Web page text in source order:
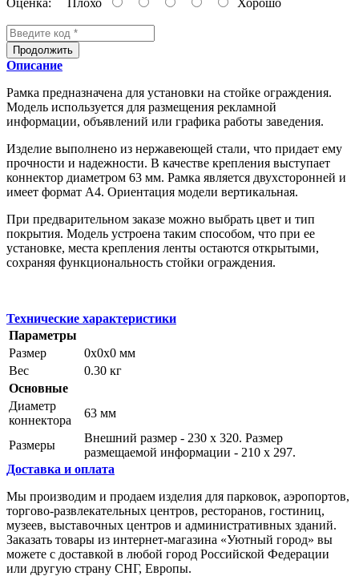
Продолжить
Описание
Рамка предназначена для установки на стойке ограждения.
Модель используется для размещения рекламной
информации, объявлений или графика работы заведения.
Изделие выполнено из нержавеющей стали, что придает ему
прочности и надежности. В качестве крепления выступает
коннектор диаметром 63 мм. Рамка является двухсторонней и
имеет формат А4. Ориентация модели вертикальная.
При предварительном заказе можно выбрать цвет и тип
покрытия. Модель устроена таким способом, что при ее
установке, места крепления ленты остаются открытыми,
сохраняя функциональность стойки ограждения.
Технические характеристики
Параметры
Размер
0x0x0 мм
Вес
0.30 кг
Основные
Диаметр
коннектора
63 мм
Размеры
Внешний размер - 230 х 320. Размер
размещаемой информации - 210 х 297.
Доставка и оплата
Мы производим и продаем изделия для парковок, аэропортов,
торгово-развлекательных центров, ресторанов, гостиниц,
музеев, выставочных центров и административных зданий.
Заказать товары из интернет-магазина «Уютный город» вы
можете с доставкой в любой город Российской Федерации
или другую страну СНГ, Европы.